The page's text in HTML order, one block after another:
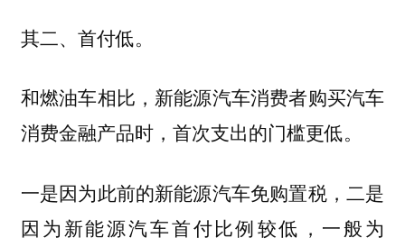
其二、首付低。
和燃油车相比，新能源汽车消费者购买汽车
消费金融产品时，首次支出的门槛更低。
一是因为此前的新能源汽车免购置税，二是
因为新能源汽车首付比例较低，一般为